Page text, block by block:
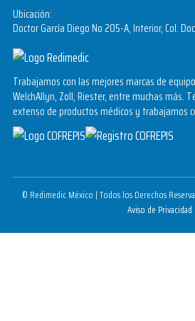
Ubicación:
Doctor García Diego No 205-A, Interior, Col.
Trabajamos con las mejores marcas de
WelchAllyn, Zoll, Riester, entre muchas más.
extenso de productos médicos y trabajamos
© Redimedic México | Todos los Derechos
Aviso de Privacidad